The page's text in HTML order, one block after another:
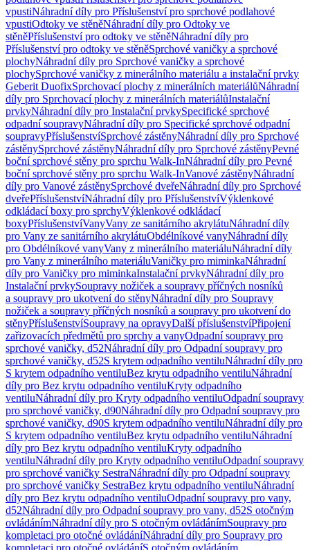
vpustiNáhradní díly pro Příslušenství pro sprchové podlahové
vpustiOdtoky ve stěněNáhradní díly pro Odtoky ve
stěněPříslušenství pro odtoky ve stěněNáhradní díly pro
Příslušenství pro odtoky ve stěněSprchové vaničky a sprchové
plochyNáhradní díly pro Sprchové vaničky a sprchové
plochySprchové vaničky z minerálního materiálu a instalační prvky
Geberit DuofixSprchovací plochy z minerálních materiálůNáhradní
díly pro Sprchovací plochy z minerálních materiálůInstalační
prvkyNáhradní díly pro Instalační prvkySpecifické sprchové
odpadní soupravyNáhradní díly pro Specifické sprchové odpadní
soupravyPříslušenstvíSprchové zástěnyNáhradní díly pro Sprchové
zástěnySprchové zástěnyNáhradní díly pro Sprchové zástěnyPevné
boční sprchové stěny pro sprchu Walk-InNáhradní díly pro Pevné
boční sprchové stěny pro sprchu Walk-InVanové zástěnyNáhradní
díly pro Vanové zástěnySprchové dveřeNáhradní díly pro Sprchové
dveřePříslušenstvíNáhradní díly pro PříslušenstvíVýklenkové
odkládací boxy pro sprchyVýklenkové odkládací
boxyPříslušenstvíVanyVany ze sanitárního akrylátuNáhradní díly
pro Vany ze sanitárního akrylátuObdélníkové vanyNáhradní díly
pro Obdélníkové vanyVany z minerálního materiáluNáhradní díly
pro Vany z minerálního materiáluVaničky pro miminkaNáhradní
díly pro Vaničky pro miminkaInstalační prvkyNáhradní díly pro
Instalační prvkySoupravy nožiček a soupravy příčných nosníků
a soupravy pro ukotvení do stěnyNáhradní díly pro Soupravy
nožiček a soupravy příčných nosníků a soupravy pro ukotvení do
stěnyPříslušenstvíSoupravy na opravyDalší příslušenstvíPřipojení
zařizovacích předmětů pro sprchy a vanyOdpadní soupravy pro
sprchové vaničky, d52Náhradní díly pro Odpadní soupravy pro
sprchové vaničky, d52S krytem odpadního ventiluNáhradní díly pro
S krytem odpadního ventiluBez krytu odpadního ventiluNáhradní
díly pro Bez krytu odpadního ventiluKryty odpadního
ventiluNáhradní díly pro Kryty odpadního ventiluOdpadní soupravy
pro sprchové vaničky, d90Náhradní díly pro Odpadní soupravy pro
sprchové vaničky, d90S krytem odpadního ventiluNáhradní díly pro
S krytem odpadního ventiluBez krytu odpadního ventiluNáhradní
díly pro Bez krytu odpadního ventiluKryty odpadního
ventiluNáhradní díly pro Kryty odpadního ventiluOdpadní soupravy
pro sprchové vaničky SestraNáhradní díly pro Odpadní soupravy
pro sprchové vaničky SestraBez krytu odpadního ventiluNáhradní
díly pro Bez krytu odpadního ventiluOdpadní soupravy pro vany,
d52Náhradní díly pro Odpadní soupravy pro vany, d52S otočným
ovládánímNáhradní díly pro S otočným ovládánímSoupravy pro
kompletaci pro otočné ovládáníNáhradní díly pro Soupravy pro
kompletaci pro otočné ovládáníS otočným ovládáním